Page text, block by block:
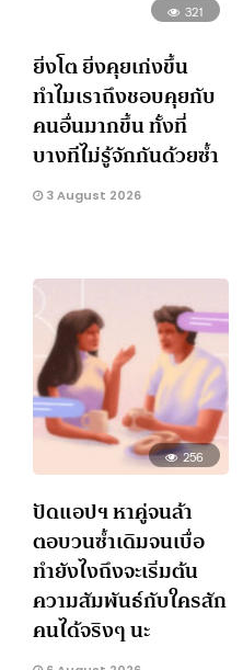
321
ยิ่งโต ยิ่งคุยเก่งขึ้น
ทำไมเราถึงชอบคุยกับ
คนอื่นมากขึ้น ทั้งที่
บางทีไม่รู้จักกันด้วยซ้ำ
3 August 2026
256
ปัดแอปฯ หาคู่จนล้า
ตอบวนซ้ำเดิมจนเบื่อ
ทำยังไงถึงจะเริ่มต้น
ความสัมพันธ์กับใครสัก
คนได้จริงๆ นะ